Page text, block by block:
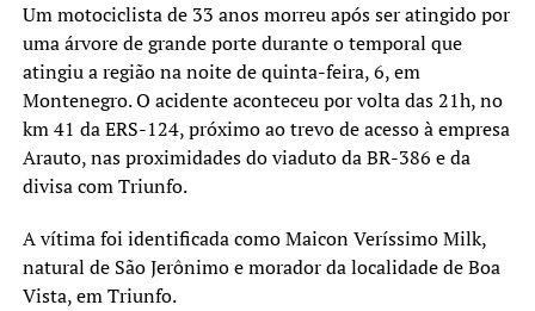
Um motociclista de 33 anos morreu após ser atingido por
uma árvore de grande porte durante o temporal que
atingiu a região na noite de quinta-feira, 6, em
Montenegro. O acidente aconteceu por volta das 21h, no
km 41 da ERS-124, próximo ao trevo de acesso à empresa
Arauto, nas proximidades do viaduto da BR-386 e da
divisa com Triunfo.
A vítima foi identificada como Maicon Veríssimo Milk,
natural de São Jerônimo e morador da localidade de Boa
Vista, em Triunfo.